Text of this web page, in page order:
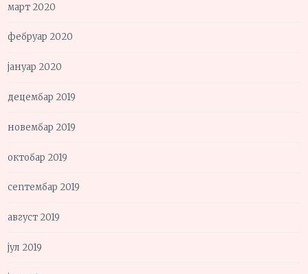
март 2020
фебруар 2020
јануар 2020
децембар 2019
новембар 2019
октобар 2019
септембар 2019
август 2019
јул 2019